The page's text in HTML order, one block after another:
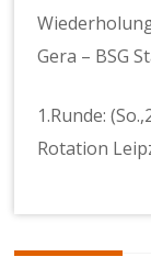
Gera – BSG
1.Runde:
Rotation